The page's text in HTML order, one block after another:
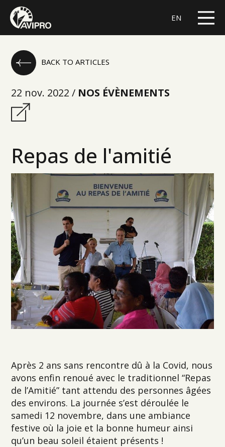
EN
22 nov. 2022 / NOS ÉVÈNEMENTS
BACK TO ARTICLES
Repas de l'amitié
Après 2 ans sans rencontre dû à la Covid, nous
avons enfin renoué avec le traditionnel “Repas
de l’Amitié” tant attendu des personnes âgées
des environs. La journée s’est déroulée le
samedi 12 novembre, dans une ambiance
festive où la joie et la bonne humeur ainsi
qu’un beau soleil étaient présents !